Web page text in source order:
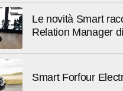
Le novità Smart
Relation Manager
Smart Forfour